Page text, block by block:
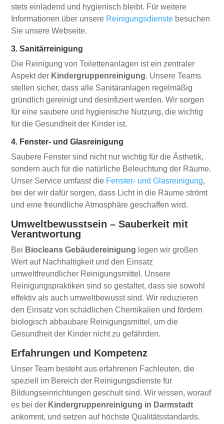
stets einladend und hygienisch bleibt. Für weitere
Informationen über unsere Reinigungsdienste besuchen
Sie unsere Webseite.
3. Sanitärreinigung
Die Reinigung von Toilettenanlagen ist ein zentraler
Aspekt der Kindergruppenreinigung. Unsere Teams
stellen sicher, dass alle Sanitäranlagen regelmäßig
gründlich gereinigt und desinfiziert werden. Wir sorgen
für eine saubere und hygienische Nutzung, die wichtig
für die Gesundheit der Kinder ist.
4. Fenster- und Glasreinigung
Saubere Fenster sind nicht nur wichtig für die Ästhetik,
sondern auch für die natürliche Beleuchtung der Räume.
Unser Service umfasst die Fenster- und Glasreinigung,
bei der wir dafür sorgen, dass Licht in die Räume strömt
und eine freundliche Atmosphäre geschaffen wird.
Umweltbewusstsein – Sauberkeit mit
Verantwortung
Bei Biocleans Gebäudereinigung legen wir großen
Wert auf Nachhaltigkeit und den Einsatz
umweltfreundlicher Reinigungsmittel. Unsere
Reinigungspraktiken sind so gestaltet, dass sie sowohl
effektiv als auch umweltbewusst sind. Wir reduzieren
den Einsatz von schädlichen Chemikalien und fördern
biologisch abbaubare Reinigungsmittel, um die
Gesundheit der Kinder nicht zu gefährden.
Erfahrungen und Kompetenz
Unser Team besteht aus erfahrenen Fachleuten, die
speziell im Bereich der Reinigungsdienste für
Bildungseinrichtungen geschult sind. Wir wissen, worauf
es bei der Kindergruppenreinigung in Darmstadt
ankommt, und setzen auf höchste Qualitätsstandards.